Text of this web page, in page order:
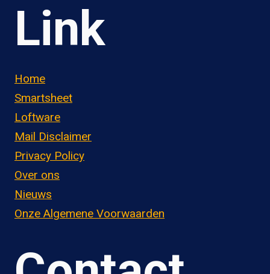
Link
Home
Smartsheet
Loftware
Mail Disclaimer
Privacy Policy
Over ons
Nieuws
Onze Algemene Voorwaarden